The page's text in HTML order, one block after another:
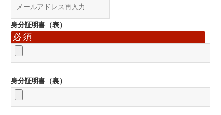
身分証明書（表）
必須
身分証明書（裏）